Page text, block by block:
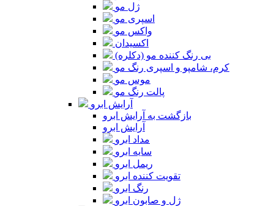
ژل مو
اسپری مو
واکس مو
اکسیدان
بی رنگ کننده مو (دکلره)
کرم، شامپو و اسپری رنگ مو
موس مو
پالت رنگ مو
آرایش ابرو
بازگشت به آرایش ابرو
آرایش ابرو
مداد ابرو
سایه ابرو
ریمل ابرو
تقویت کننده ابرو
رنگ ابرو
ژل و صابون ابرو